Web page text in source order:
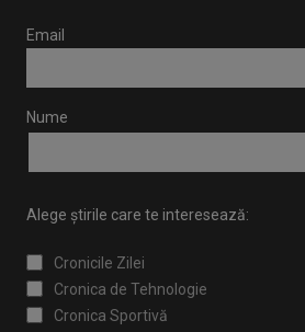
Email
Nume
Alege știrile care te interesează:
Cronicile Zilei
Cronica de Tehnologie
Cronica Sportivă